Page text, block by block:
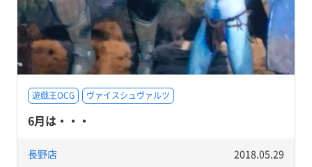
遊戯王OCG ヴァイスシュヴァルツ
6月は・・・
長野店 2018.05.29